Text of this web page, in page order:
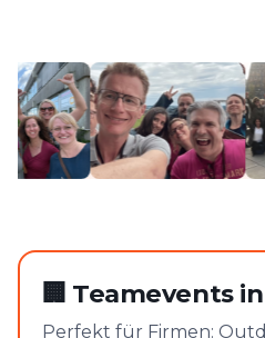
🏢 Teamevents
Perfekt für Firmen: